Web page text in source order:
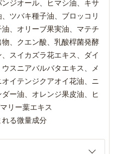
ジオール、ヒマシ油、キサ
ツバキ種子油、ブロッコリ
、オリーブ果実油、マテチ
、クエン酸、乳酸桿菌発酵
スイカズラ花エキス、ダイ
スニアバルバタエキス、メ
イテンジクアオイ花油、ニ
ー油、オレンジ果皮油、ヒ
マリー葉エキス
る微量成分